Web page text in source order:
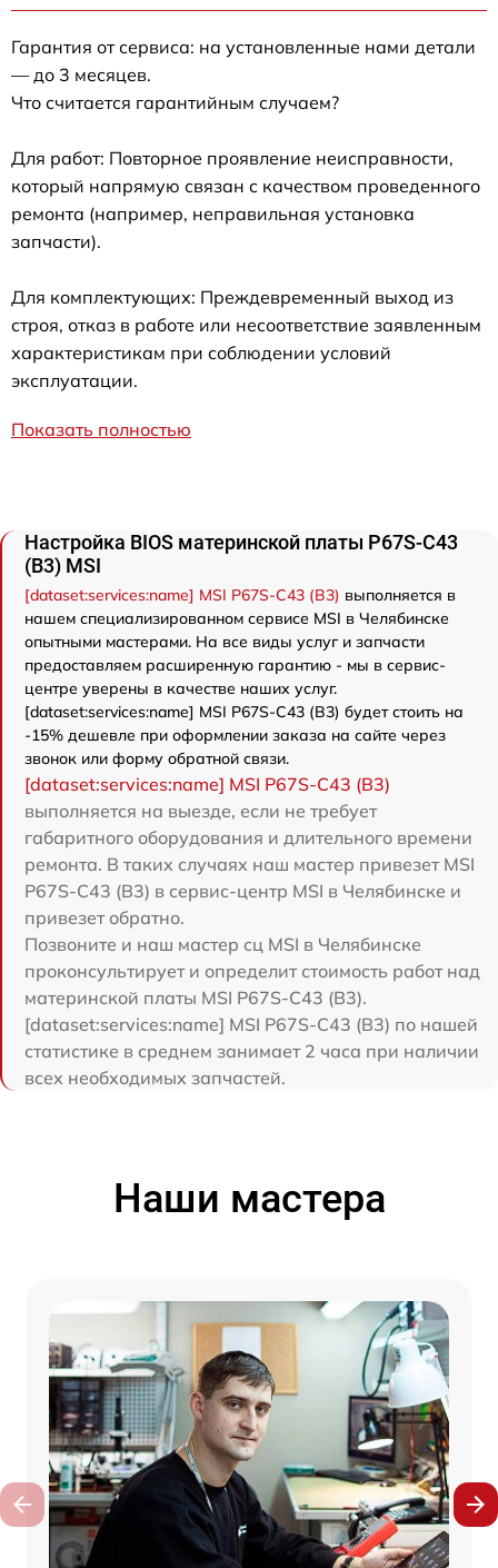
Гарантия от сервиса: на установленные нами детали
— до 3 месяцев.
Что считается гарантийным случаем?
Для работ: Повторное проявление неисправности,
который напрямую связан с качеством проведенного
ремонта (например, неправильная установка
запчасти).
Для комплектующих: Преждевременный выход из
строя, отказ в работе или несоответствие заявленным
характеристикам при соблюдении условий
эксплуатации.
Показать полностью
Настройка BIOS материнской платы P67S-C43
(B3) MSI
[dataset:services:name] MSI P67S-C43 (B3) выполняется в
нашем специализированном сервисе MSI в Челябинске
опытными мастерами. На все виды услуг и запчасти
предоставляем расширенную гарантию - мы в сервис-
центре уверены в качестве наших услуг.
[dataset:services:name] MSI P67S-C43 (B3) будет стоить на
-15% дешевле при оформлении заказа на сайте через
звонок или форму обратной связи.
[dataset:services:name] MSI P67S-C43 (B3)
выполняется на выезде, если не требует
габаритного оборудования и длительного времени
ремонта. В таких случаях наш мастер привезет MSI
P67S-C43 (B3) в сервис-центр MSI в Челябинске и
привезет обратно.
Позвоните и наш мастер сц MSI в Челябинске
проконсультирует и определит стоимость работ над
материнской платы MSI P67S-C43 (B3).
[dataset:services:name] MSI P67S-C43 (B3) по нашей
статистике в среднем занимает 2 часа при наличии
всех необходимых запчастей.
Наши мастера